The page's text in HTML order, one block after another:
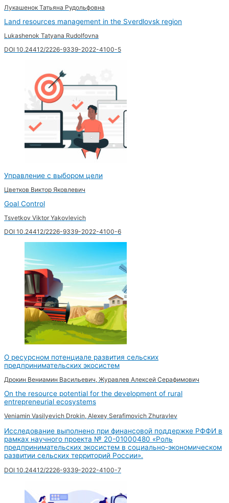
Лукашенок Татьяна Рудольфовна
Land resources management in the Sverdlovsk region
Lukashenok Tatyana Rudolfovna
DOI 10.24412/2226-9339-2022-4100-5
Управление с выбором цели
Цветков Виктор Яковлевич
Goal Control
Tsvetkov Viktor Yakovlevich
DOI 10.24412/2226-9339-2022-4100-6
О ресурсном потенциале развития сельских
предпринимательских экосистем
Дрокин Вениамин Васильевич, Журавлев Алексей Серафимович
On the resource potential for the development of rural
entrepreneurial ecosystems
Veniamin Vasilyevich Drokin, Alexey Serafimovich Zhuravlev
Исследование выполнено при финансовой поддержке РФФИ в
рамках научного проекта № 20-01000480 «Роль
предпринимательских экосистем в социально-экономическом
развитии сельских территорий России».
DOI 10.24412/2226-9339-2022-4100-7